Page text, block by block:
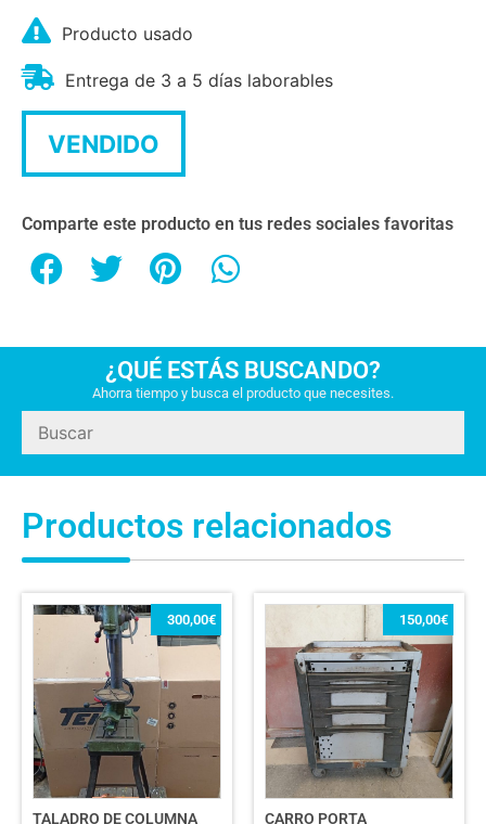
Producto usado
Entrega de 3 a 5 días laborables
VENDIDO
Comparte este producto en tus redes sociales favoritas
¿QUÉ ESTÁS BUSCANDO?
Ahorra tiempo y busca el producto que necesites.
Productos relacionados
TALADRO DE COLUMNA
300,00€
CARRO PORTA
150,00€